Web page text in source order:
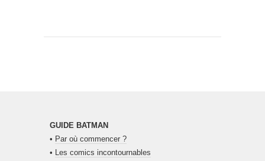
GUIDE BATMAN
• Par où commencer ?
• Les comics incontournables